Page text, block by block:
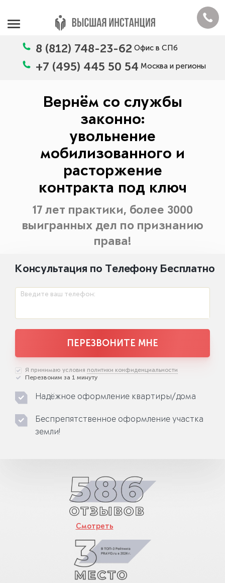
8 (812) 748-23-62 Офис в СПб
+7 (495) 445 50 54 Москва и регионы
Вернём со службы
законно:
увольнение
мобилизованного и
расторжение
контракта под ключ
17 лет практики, более 3000
выигранных дел по признанию
права!
Консультация по Телефону Бесплатно
Введите ваш телефон:
ПЕРЕЗВОНИТЕ МНЕ
Я принимаю условия политики конфиденциальности
Перезвоним за 1 минуту
Надёжное оформление квартиры/дома
Беспрепятственное оформление участка
земли!
Смотреть